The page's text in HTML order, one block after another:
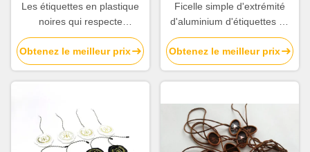
Les étiquettes en plastique
noires qui respecte
l'environnement de lien de
coutume d'ordre gravent
Logo Single End String en
refief
Obtenez le meilleur prix
Ficelle simple d'extrémité
d'aluminium d'étiquettes du
fabriquant en plastique
blanches faites sur
commande de Logo Black
Plastic Tags Small
Obtenez le meilleur prix